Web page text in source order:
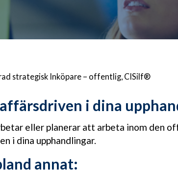
strategisk Inköpare – offentlig, CISilf®
i dina
eller planerar att arbeta inom den
i dina upphandlingar.
annat: